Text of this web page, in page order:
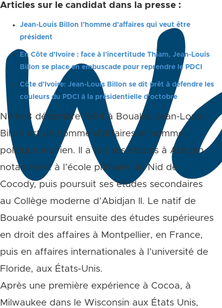
Articles sur le candidat dans la presse :
Jean-Louis Billon l’homme d’affaires qui veut être
président
En Côte d’Ivoire : face à l’incertitude Thiam, Jean-Louis
Billon se place en embuscade pour reprendre le PDCI
Côte d’Ivoire: Jean-Louis Billon se dit prêt à défendre les
couleurs du PDCI à la présidentielle d’octobre
Né le 8 décembre 1964 à Bouaké, Jean-Louis
Billon est un homme d’affaires et homme
politique ivoirien. Il a fait ses études à Abidjan,
notamment à l’école primaire du Nid de
Cocody, puis poursuit ses études secondaires
au Collège moderne d’Abidjan II. Le natif de
Bouaké poursuit ensuite des études supérieures
en droit des affaires à Montpellier, en France,
puis en affaires internationales à l’université de
Floride, aux États-Unis.
Après une première expérience à Cocoa, à
Milwaukee dans le Wisconsin aux États Unis,